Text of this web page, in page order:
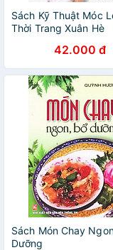
Sách Kỹ Thuật Móc
Thời Trang Xuân Hè
42.000 đ
Sách Món Chay
Dưỡng